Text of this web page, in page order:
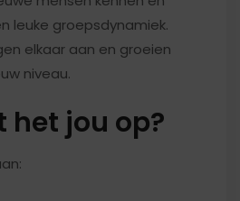
leuke groepsdynamiek.
elkaar aan en groeien
niveau.
het jou op?